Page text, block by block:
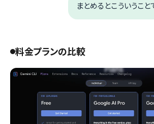
まとめるとこういうこと
料金プランの比較